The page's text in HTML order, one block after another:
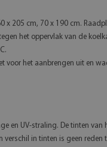
x 205 cm, 70 x 190 cm.
het oppervlak van de
voor het aanbrengen uit en
en UV-straling. De tinten
in tinten is geen reden